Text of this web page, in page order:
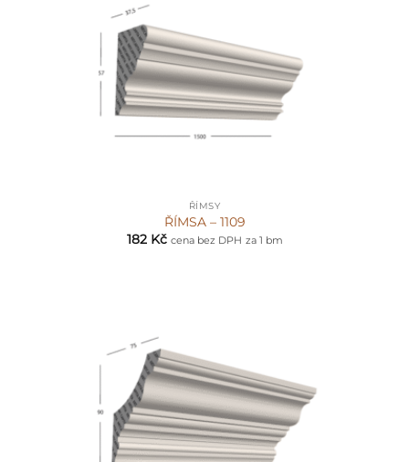
ŘÍMSY
ŘÍMSA – 1109
182 Kč cena bez DPH za 1 bm